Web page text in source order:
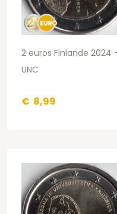
2 euros Finlande 2024
UNC
€ 8,99